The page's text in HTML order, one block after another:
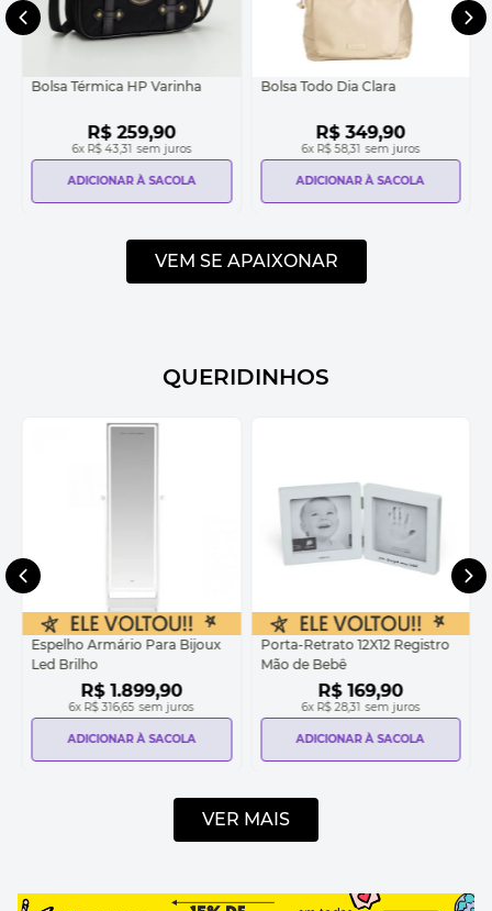
Bolsa Térmica HP Varinha
R$ 259,90
6x R$ 43,31 sem juros
ADICIONAR À SACOLA
Bolsa Todo Dia Clara
R$ 349,90
6x R$ 58,31 sem juros
ADICIONAR À SACOLA
VEM SE APAIXONAR
QUERIDINHOS
Espelho Armário Para Bijoux
Led Brilho
R$ 1.899,90
6x R$ 316,65 sem juros
ADICIONAR À SACOLA
Porta-Retrato 12X12 Registro
Mão de Bebê
R$ 169,90
6x R$ 28,31 sem juros
ADICIONAR À SACOLA
VER MAIS